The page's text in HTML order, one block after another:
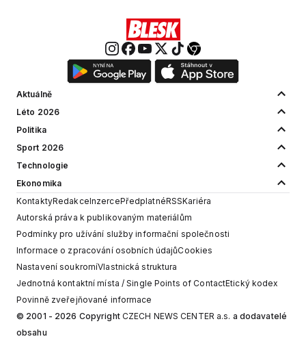
Aktuálně
Léto 2026
Politika
Sport 2026
Technologie
Ekonomika
KontaktyRedakceInzercePředplatnéRSSKariéra
Autorská práva k publikovaným materiálům
Podmínky pro užívání služby informační společnosti
Informace o zpracování osobních údajůCookies
Nastavení soukromíVlastnická struktura
Jednotná kontaktní místa / Single Points of ContactEtický kodex
Povinně zveřejňované informace
© 2001 - 2026 Copyright CZECH NEWS CENTER a.s. a dodavatelé
obsahu